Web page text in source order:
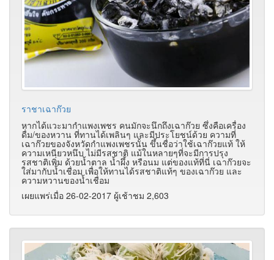
ราชาเฉาก๊วย
หากได้แวะมากำแพงเพชร คนมักจะนึกถึงเฉาก๊วย ซึ่งคือเครื่อง
ดื่ม/ของหวาน ที่ทานได้เพลินๆ และมีประโยชน์ด้วย ความที่
เฉาก๊วยของจังหวัดกำแพงเพชรนั้น ขึ้นชื่อว่าใช้เฉาก๊วยแท้ ให้
ความเหนียวหนึบ ไม่มีรสชาติ แม้ในหลายๆที่จะมีการปรุง
รสชาติเพิ่ม ด้วยน้ำตาล น้ำผึ้ง หรือนม แต่ของแท้ที่นี่ เฉาก๊วยจะ
ใส่มากับน้ำเชื่อม เพื่อให้ทานได้รสชาติแท้ๆ ของเฉาก๊วย และ
ความหวานของน้ำเชื่อม
เผยแพร่เมื่อ 26-02-2017 ผู้เช้าชม 2,603